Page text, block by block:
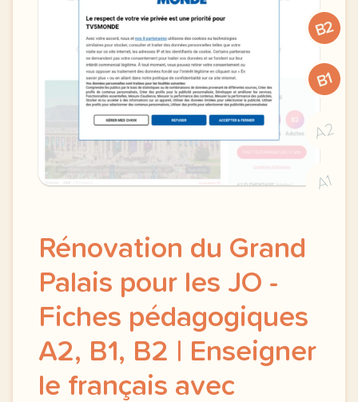
B2
B1
A2
A1
Rénovation du Grand
Palais pour les JO -
Fiches pédagogiques
A2, B1, B2 | Enseigner
le français avec